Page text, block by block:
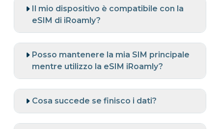
Il mio dispositivo è compatibile con la
eSIM di iRoamly?
Posso mantenere la mia SIM principale
mentre utilizzo la eSIM iRoamly?
Cosa succede se finisco i dati?